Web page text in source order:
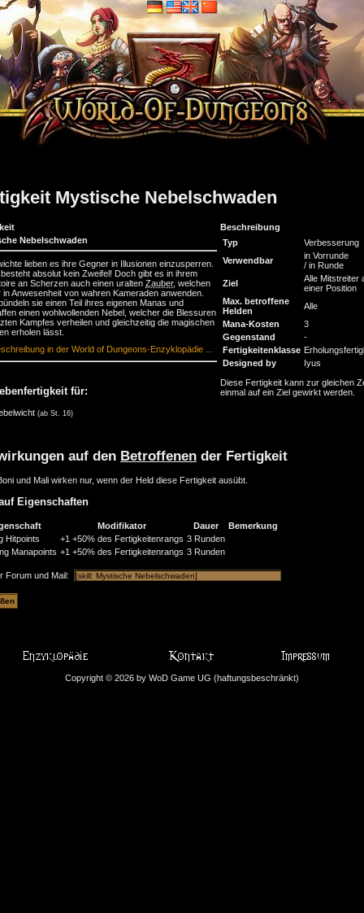
Mystische Nebelschwaden
Beschreibung
Nebelschwaden
lieben es ihre Gegner in Illusionen einzusperren.
absolut kein Zweifel! Doch gibt es in ihrem
an Scherzen auch einen uralten Zauber, welchen
in Anwesenheit von wahren Kameraden anwenden.
sie einen Teil ihres eigenen Manas und
einen wohlwollenden Nebel, welcher die Blessuren
Kampfes verheilen und gleichzeitig die magischen
erholen lässt.
in der World of Dungeons-Enzyklopädie ...
für:
(ab St. 16)
Typ
Verbesserung
Verwendbar
in Vorrunde
/ in Runde
Ziel
Alle Mitstreiter
einer Position
Max. betroffene
Helden
Alle
Mana-Kosten
3
Gegenstand
-
Fertigkeitenklasse
Designed by
Iyus
Diese Fertigkeit kann zur gleichen
einmal auf ein Ziel gewirkt werden.
auf den Betroffenen der Fertigkeit
und Mali wirken nur, wenn der Held diese Fertigkeit ausübt.
Eigenschaften
Modifikator Dauer
Bemerkung
Hitpoints
+1 +50% des Fertigkeitenrangs 3 Runden
Manapoints +1 +50% des Fertigkeitenrangs 3 Runden
Forum und Mail:
Copyright © 2026 by WoD Game UG (haftungsbeschränkt)